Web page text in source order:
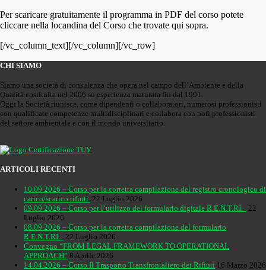
Per scaricare gratuitamente il programma in PDF del corso potete
cliccare nella locandina del Corso che trovate qui sopra.
[/vc_column_text][/vc_column][/vc_row]
CHI SIAMO
Siamo una società di consulenza che opera nel campo dell’Ambiente e della
Qualità costituita nel 2006 su esperienza maturata fin dal 1991.
Oggi la Società riunisce, come dipendenti o collaboratori, numerosi professionisti
con qualificate competenze multidisciplinari e collabora con noti professionisti
del settore ambientale e con il mondo universitario.
ARTICOLI RECENTI
10.09.2026 – Corso per la corretta compilazione del registro cronologico di
carico/scarico rifiuti 22 Luglio 2026
09.09.2026 – Corso per l’utilizzo del formulario digitale R.E.N.T.RI.
22
Luglio 2026
08.09.2026 – Corso per la corretta compilazione del formulario
R.E.N.T.RI.
22 Luglio 2026
Convegno “FROM LEGAL FRAMEWORK TO OPERATIONAL
APPROACH” 8 Aprile 2026
14.04.2026 – Corso Il Trasporto Transfrontaliero dei Rifiuti 16 Marzo 2026